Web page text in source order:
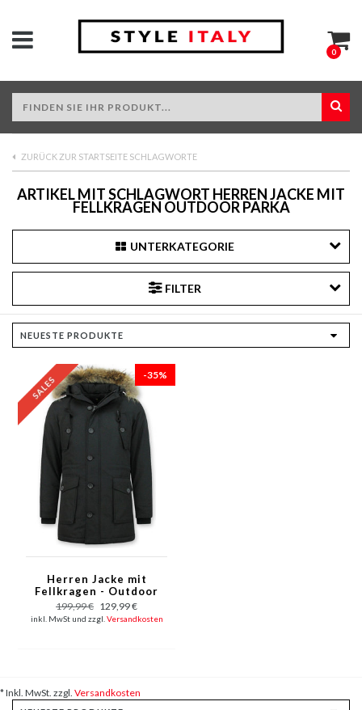
0
ZURÜCK ZUR STARTSEITE SCHLAGWORTE
ARTIKEL MIT SCHLAGWORT HERREN JACKE MIT
FELLKRAGEN OUTDOOR PARKA
UNTERKATEGORIE
FILTER
-35%
Herren Jacke mit
Fellkragen - Outdoor
Parka - Schwarz
199,99 € 129,99 €
inkl. MwSt und zzgl. Versandkosten
* Inkl. MwSt. zzgl. Versandkosten